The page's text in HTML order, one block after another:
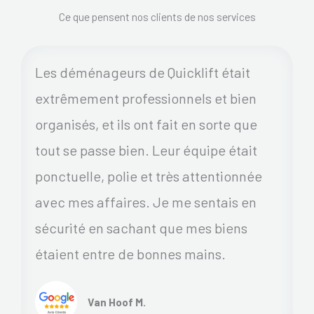
Ce que pensent nos clients de nos services
Les déménageurs de Quicklift était
extrêmement professionnels et bien
organisés, et ils ont fait en sorte que
tout se passe bien. Leur équipe était
ponctuelle, polie et très attentionnée
avec mes affaires. Je me sentais en
sécurité en sachant que mes biens
étaient entre de bonnes mains.
Van Hoof M.